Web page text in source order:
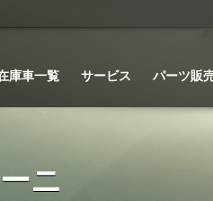
庫車一覧 サービス パーツ販
ニ